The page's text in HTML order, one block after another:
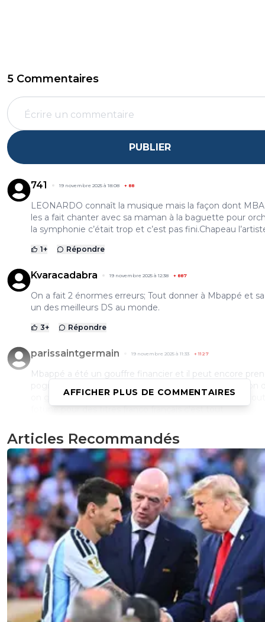
5 Commentaires
PUBLIER
741 19 novembre 2025 à 18:08 + 88
LEONARDO connaît la musique mais la façon dont
les a fait chanter avec sa maman à la baguette pour
la symphonie c’était trop et c’est pas fini.Chapeau
1+ Répondre
Kvaracadabra 19 novembre 2025 à 12:38 + 887
On a fait 2 énormes erreurs; Tout donner à Mbappé et
un des meilleurs DS au monde.
3+ Répondre
parissaintgermain 19 novembre 2025 à 11:33 +1127
Mbappé a été un gouffre financier et il peut encore
pognon au PSG.on lui a trop cédé.La saison d'après son
on gagne la LDC avec un budget moindre. Il nous a
fotune pour des titres franco français c'est tout
Kvaracadabra 19 novembre 2025 à 12:42
Parfaitement, en cela c'est un mal pour un bien,
tirer une très grande leçon de cette erreur (qui
plus grosse parmis toutes les autres) et on a
parfaitement su appliquer la correction pour aller
définitivement de l'avant.
Dommage qu'on se soit perdu en route car au
c'est bien sur ce modèle du collectif et des jeunes
talentueux que le PSG avait tablé sous le
commandement de Leo...et ce fût cette période
commencé à nous placer dans la légende avant
sombrer dans le bling bling
AFFICHER PLUS DE COMMENTAIRES
Articles Recommandés